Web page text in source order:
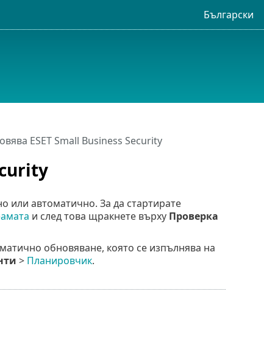
Български
ESET Small Business Security
или автоматично. За да стартирате
и след това щракнете върху Проверка
обновяване, която се изпълнява на
> Планировчик.